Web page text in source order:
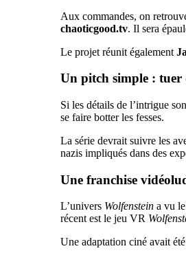
Aux commandes, on
chaoticgood.tv. Il sera
Le projet réunit également
Un pitch simple : tuer
Si les détails de l’intrigue
se faire botter les fesses.
La série devrait suivre les
nazis impliqués dans des
Une franchise
L’univers Wolfenstein a vu
récent est le jeu VR
Une adaptation ciné avait